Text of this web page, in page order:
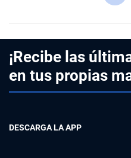
¡Recibe las
en tus propias
DESCARGA LA APP